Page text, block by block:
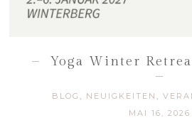
Yoga Winter
BLOG , NEUIGKEITEN ,
MAI 16, 2026